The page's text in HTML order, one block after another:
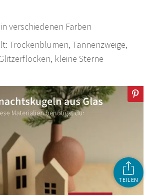
TEILEN
verschiedenen Farben
Trockenblumen, Tannenzweige,
kleine Sterne